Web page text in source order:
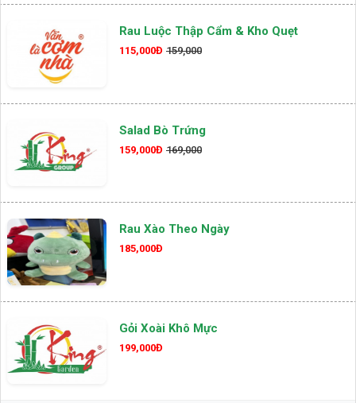
Rau Luộc Thập Cẩm & Kho Quẹt
115,000Đ 159,000
Salad Bò Trứng
159,000Đ 169,000
Rau Xào Theo Ngày
185,000Đ
Gỏi Xoài Khô Mực
199,000Đ